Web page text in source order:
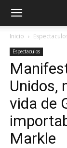
Inicio
Espectaculos
Unidos,
vida de
Markle